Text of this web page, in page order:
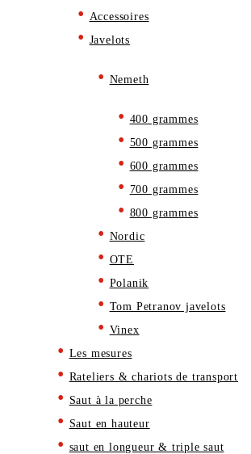
Accessoires
Javelots
Nemeth
400 grammes
500 grammes
600 grammes
700 grammes
800 grammes
Nordic
OTE
Polanik
Tom Petranov javelots
Vinex
Les mesures
Rateliers & chariots de transport
Saut à la perche
Saut en hauteur
saut en longueur & triple saut